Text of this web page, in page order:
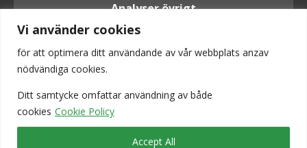
Vi använder cookies
för att optimera ditt användande av vår webbplats anzav
nödvändiga cookies.
Ditt samtycke omfattar användning av både
cookies Cookie Policy
Accept All
Analyser övrigt